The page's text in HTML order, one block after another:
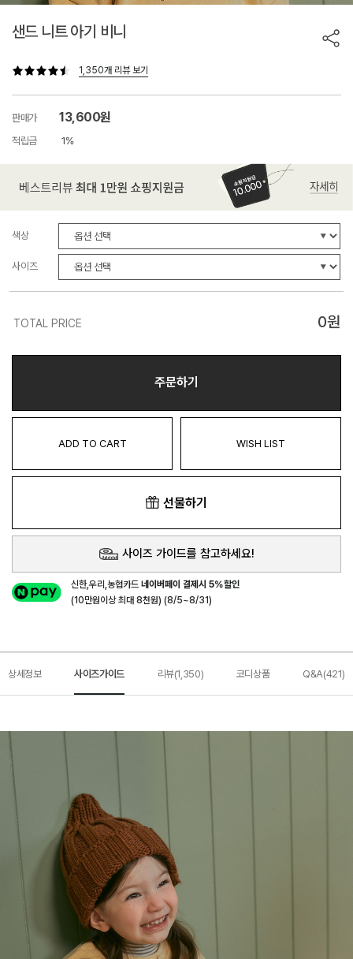
샌드 니트 아기 비니
1,350개 리뷰 보기
판매가 13,600원
적립금 1%
색상
사이즈
TOTAL PRICE 0원
주문하기
ADD TO CART WISH LIST
선물하기
사이즈 가이드를 참고하세요!
신한,우리,농협카드네이버페이 결제시 5%할인
(10만원이상 최대 8천원) (8/5~8/31)
상세정보 사이즈가이드 리뷰(1,350) 코디상품 Q&A(421)